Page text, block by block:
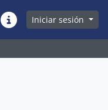
Enlaces rápidos
Iniciar sesión